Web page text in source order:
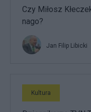
Czy Miłosz
nago?
Jan Filip Libicki
Kultura